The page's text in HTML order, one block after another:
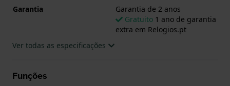
Garantia
Garantia de 2 anos
Gratuito 1 ano de garantia
extra em Relogios.pt
Ver todas as especificações
Funções